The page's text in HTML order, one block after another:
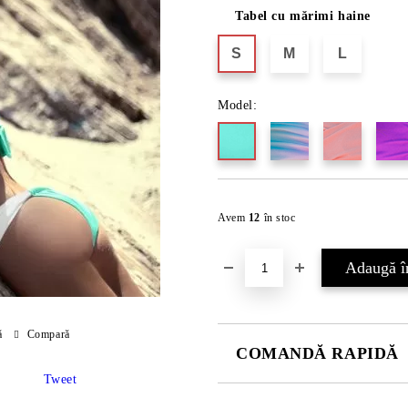
Tabel cu mărimi haine
S M L
Model:
Avem 12 în stoc
COMANDĂ RAPIDĂ
Compară
Tweet